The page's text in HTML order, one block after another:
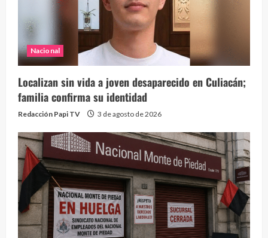
Nacional
Localizan sin vida a joven desaparecido en Culiacán;
familia confirma su identidad
Redacción Papi TV 3 de agosto de 2026